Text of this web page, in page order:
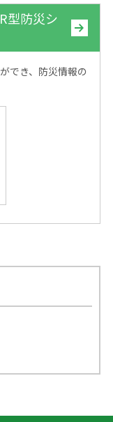
型防災シ
でき、防災情報の